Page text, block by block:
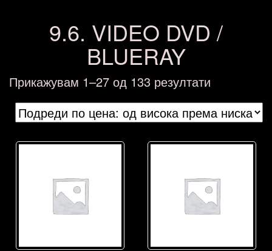
9.6. VIDEO DVD /
BLUERAY
Прикажувам 1–27 од 133 резултати
by
price:
to